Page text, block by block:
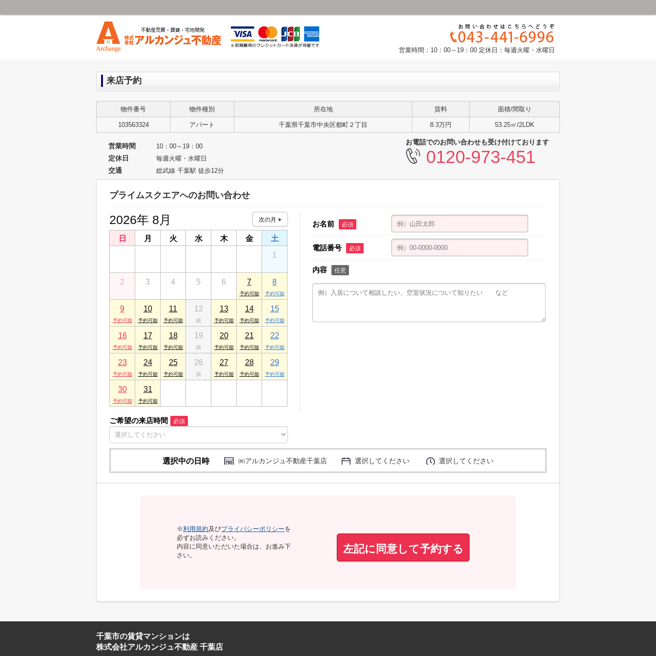
営業時間：10：00～19：00 定休日：毎週火曜・水曜日
来店予約
物件番号 物件種別 所在地 賃料 面積/間取り
103563324 アパート 千葉県千葉市中央区都町２丁目 8.3万円 53.25㎡/2LDK
営業時間 10：00～19：00
定休日 毎週火曜・水曜日
交通 総武線 千葉駅 徒歩12分
お電話でのお問い合わせも受け付けております
0120-973-451
プライムスクエアへのお問い合わせ
2026年 8月
日 月 火 水 木 金
土
1
2 3 4 5 6 7 8
9 10 11 12 13 14 15
16 17 18 19 20 21 22
23 24 25 26 27 28 29
30 31
ご希望の来店時間 必須
お名前 必須
電話番号 必須
内容 任意
選択中の日時 ㈱アルカンジュ不動産千葉店 選択してください 選択してください
※利用規約及びプライバシーポリシーを
必ずお読みください。
内容に同意いただいた場合は、お進み下
さい。
左記に同意して予約する
千葉市の賃貸マンションは
株式会社アルカンジュ不動産 千葉店